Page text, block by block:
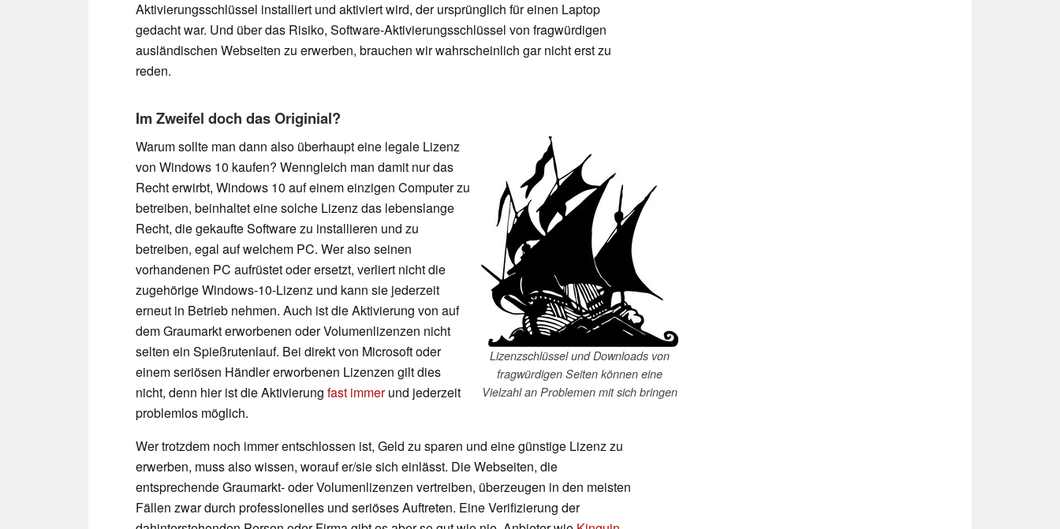
Aktivierungsschlüssel installiert und aktiviert wird, der ursprünglich für einen Laptop
gedacht war. Und über das Risiko, Software-Aktivierungsschlüssel von fragwürdigen
ausländischen Webseiten zu erwerben, brauchen wir wahrscheinlich gar nicht erst zu
reden.
Im Zweifel doch das Originial?
Lizenzschlüssel und Downloads von
fragwürdigen Seiten können eine
Vielzahl an Problemen mit sich bringen
Warum sollte man dann also überhaupt eine legale Lizenz
von Windows 10 kaufen? Wenngleich man damit nur das
Recht erwirbt, Windows 10 auf einem einzigen Computer zu
betreiben, beinhaltet eine solche Lizenz das lebenslange
Recht, die gekaufte Software zu installieren und zu
betreiben, egal auf welchem PC. Wer also seinen
vorhandenen PC aufrüstet oder ersetzt, verliert nicht die
zugehörige Windows-10-Lizenz und kann sie jederzeit
erneut in Betrieb nehmen. Auch ist die Aktivierung von auf
dem Graumarkt erworbenen oder Volumenlizenzen nicht
selten ein Spießrutenlauf. Bei direkt von Microsoft oder
einem seriösen Händler erworbenen Lizenzen gilt dies
nicht, denn hier ist die Aktivierung fast immerund jederzeit
problemlos möglich.
Wer trotzdem noch immer entschlossen ist, Geld zu sparen und eine günstige Lizenz zu
erwerben, muss also wissen, worauf er/sie sich einlässt. Die Webseiten, die
entsprechende Graumarkt- oder Volumenlizenzen vertreiben, überzeugen in den meisten
Fällen zwar durch professionelles und seriöses Auftreten. Eine Verifizierung der